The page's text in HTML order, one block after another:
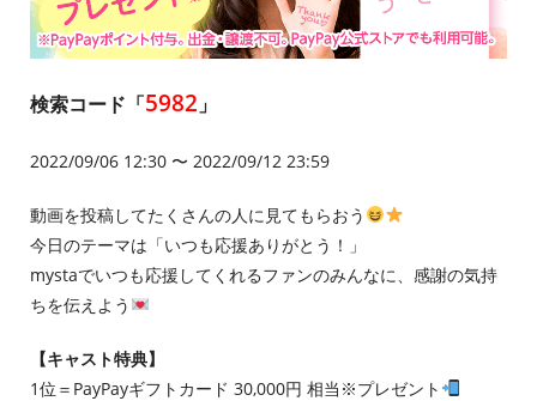
検索コード「5982 」
2022/09/06 12:30 〜 2022/09/12 23:59
動画を投稿してたくさんの人に見てもらおう
今日のテーマは「いつも応援ありがとう！」
mystaでいつも応援してくれるファンのみんなに、感謝の気持
ちを伝えよう
【キャスト特典】
1位＝PayPayギフトカード 30,000円 相当※プレゼント